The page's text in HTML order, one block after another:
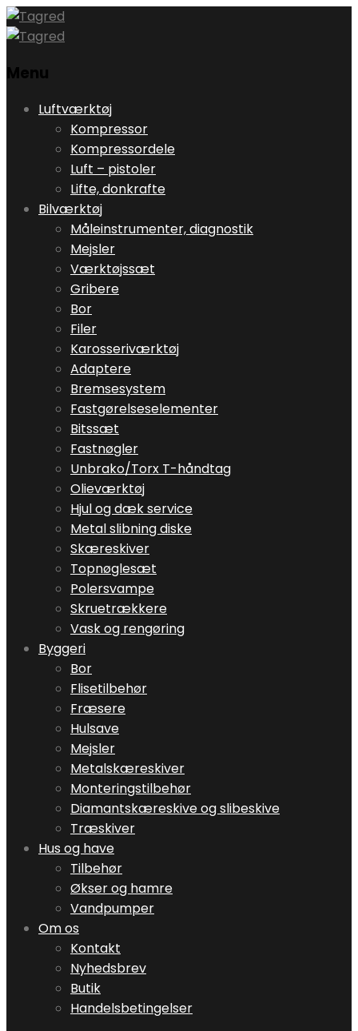
Menu
Skip
content
Luftværktøj
Kompressor
Kompressordele
Luft – pistoler
Lifte, donkrafte
Bilværktøj
Måleinstrumenter, diagnostik
Mejsler
Værktøjssæt
Gribere
Bor
Filer
Karosseriværktøj
Adaptere
Bremsesystem
Fastgørelseselementer
Bitssæt
Fastnøgler
Unbrako/Torx T-håndtag
Olieværktøj
Hjul og dæk service
Metal slibning diske
Skæreskiver
Topnøglesæt
Polersvampe
Skruetrækkere
Vask og rengøring
Byggeri
Bor
Flisetilbehør
Fræsere
Hulsave
Mejsler
Metalskæreskiver
Monteringstilbehør
Diamantskæreskive og slibeskive
Træskiver
Hus og have
Tilbehør
Økser og hamre
Vandpumper
Om os
Kontakt
Nyhedsbrev
Butik
Handelsbetingelser